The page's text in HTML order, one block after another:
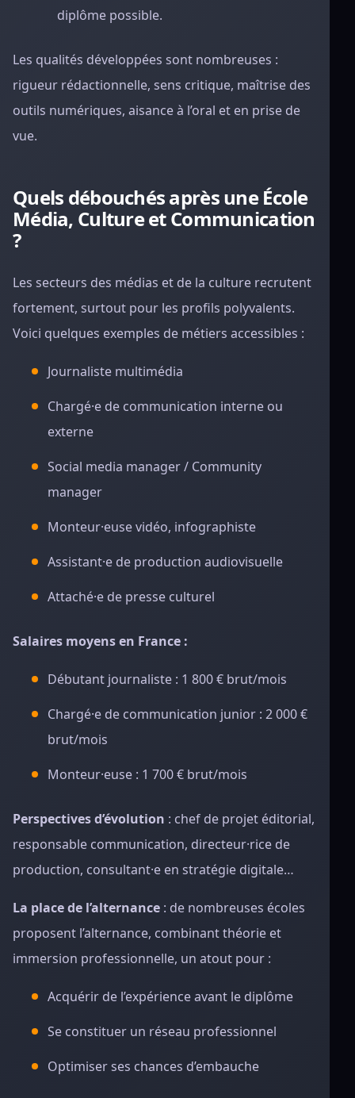
diplôme possible.
Les qualités développées sont nombreuses :
rigueur rédactionnelle, sens critique, maîtrise des
outils numériques, aisance à l’oral et en prise de
vue.
Quels débouchés après une École
Média, Culture et Communication
?
Les secteurs des médias et de la culture recrutent
fortement, surtout pour les profils polyvalents.
Voici quelques exemples de métiers accessibles :
Journaliste multimédia
Chargé·e de communication interne ou
externe
Social media manager / Community
manager
Monteur·euse vidéo, infographiste
Assistant·e de production audiovisuelle
Attaché·e de presse culturel
Salaires moyens en France :
Débutant journaliste : 1 800 € brut/mois
Chargé·e de communication junior : 2 000 €
brut/mois
Monteur·euse : 1 700 € brut/mois
Perspectives d’évolution : chef de projet éditorial,
responsable communication, directeur·rice de
production, consultant·e en stratégie digitale…
La place de l’alternance : de nombreuses écoles
proposent l’alternance, combinant théorie et
immersion professionnelle, un atout pour :
Acquérir de l’expérience avant le diplôme
Se constituer un réseau professionnel
Optimiser ses chances d’embauche